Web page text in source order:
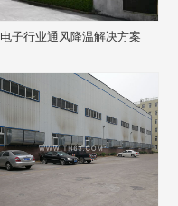
电子行业通风降温解决方案